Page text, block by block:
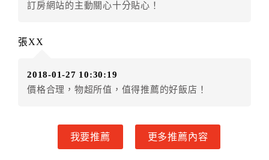
件放棄訂單（住宿權益）。 （限原訂飯店使用）
得辦理取消退款。
．訂單異動後，訂單費用總計小於原訂單費用總計時，
訂房者因故取消訂單辦理退款，依下列標準申辦：
◎住房日7天前辦理者，訂單費用扣除總計0%為手續費
訂房網站的主動關心十分貼心！
張XX
2018-01-27 10:30:19
價格合理，物超所值，值得推薦的好飯店！
我要推薦 更多推薦內容